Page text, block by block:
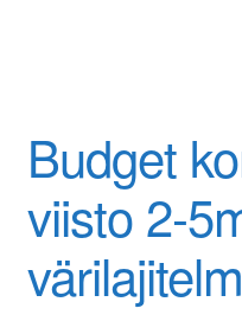
Budget
viisto 2-